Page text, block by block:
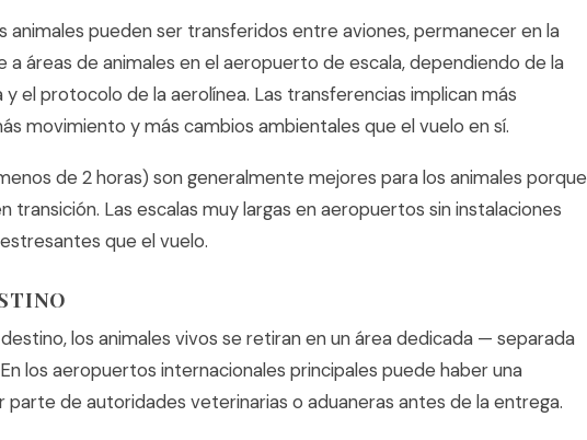
animales pueden ser transferidos entre aviones, permanecer en la
a áreas de animales en el aeropuerto de escala, dependiendo de la
y el protocolo de la aerolínea. Las transferencias implican más
movimiento y más cambios ambientales que el vuelo en sí.
de 2 horas) son generalmente mejores para los animales porque
transición. Las escalas muy largas en aeropuertos sin instalaciones
que el vuelo.
los animales vivos se retiran en un área dedicada — separada
los aeropuertos internacionales principales puede haber una
parte de autoridades veterinarias o aduaneras antes de la entrega.